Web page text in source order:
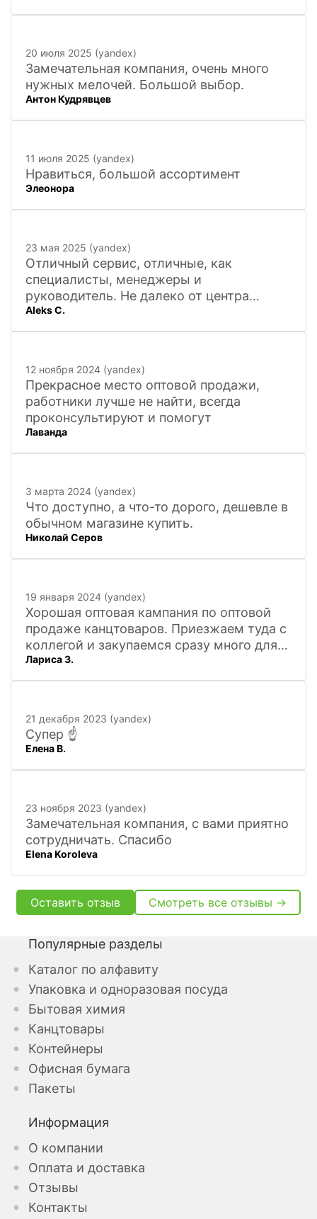
фигурок! Буду ждать новинок и покупать
и доставкой!
20 июля 2025 (yandex)
Замечательная компания, очень много
нужных мелочей. Большой выбор.
Антон Кудрявцев
11 июля 2025 (yandex)
Нравиться, большой ассортимент
Элеонора
23 мая 2025 (yandex)
Отличный сервис, отличные, как
специалисты, менеджеры и
руководитель. Не далеко от центра
города, 20 минут
Aleks C.
12 ноября 2024 (yandex)
Прекрасное место оптовой продажи,
работники лучше не найти, всегда
проконсультируют и помогут
Лаванда
3 марта 2024 (yandex)
Что доступно, а что-то дорого, дешевле в
обычном магазине купить.
Николай Серов
19 января 2024 (yandex)
Хорошая оптовая кампания по оптовой
продаже канцтоваров. Приезжаем туда с
коллегой и закупаемся сразу много для
офиса. Удобно. Есть практически всё, что
нужно, и по хорошим ценам. Вежливый
расскажут. Других даже не хочется
искать
Лариса З.
21 декабря 2023 (yandex)
Супер ☝️
Елена В.
23 ноября 2023 (yandex)
Замечательная компания, с вами приятно
сотрудничать. Спасибо
Elena Koroleva
Оставить отзыв Смотреть все отзывы →
Популярные разделы
Каталог по алфавиту
Упаковка и одноразовая посуда
Бытовая химия
Канцтовары
Контейнеры
Офисная бумага
Пакеты
Информация
О компании
Оплата и доставка
Отзывы
Контакты